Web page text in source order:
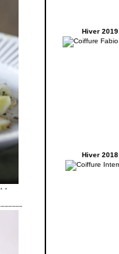
Hiver 2019
Hiver 2018